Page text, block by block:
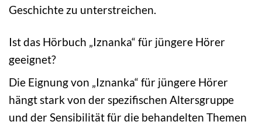
Geschichte zu unterstreichen.
Ist das Hörbuch „Iznanka“ für jüngere Hörer
geeignet?
Die Eignung von „Iznanka“ für jüngere Hörer
hängt stark von der spezifischen Altersgruppe
und der Sensibilität für die behandelten Themen